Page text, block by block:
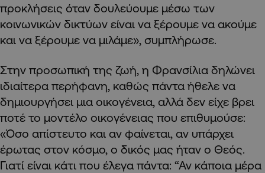
προκλήσεις όταν δουλεύουμε μέσω των
κοινωνικών δικτύων είναι να ξέρουμε να ακούμε
και να ξέρουμε να μιλάμε», συμπλήρωσε.
Στην προσωπική της ζωή, η Φρανσίλια δηλώνει
ιδιαίτερα περήφανη, καθώς πάντα ήθελε να
δημιουργήσει μια οικογένεια, αλλά δεν είχε βρει
ποτέ το μοντέλο οικογένειας που επιθυμούσε:
«Όσο απίστευτο και αν φαίνεται, αν υπάρχει
έρωτας στον κόσμο, ο δικός μας ήταν ο Θεός.
Γιατί είναι κάτι που έλεγα πάντα: “Αν κάποια μέρα